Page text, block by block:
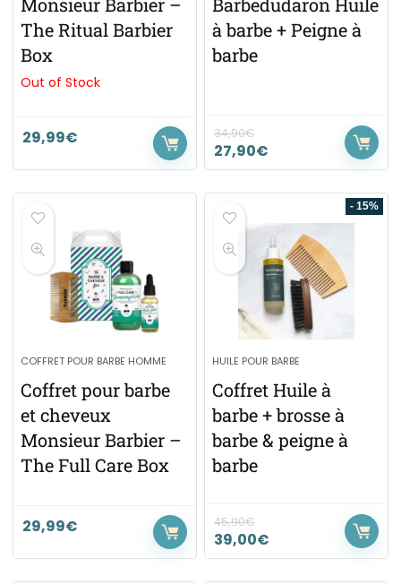
The Ritual Barbier
Box
Out of Stock
29,99€
à barbe + Peigne à
barbe
34,90€
27,90€
COFFRET POUR BARBE HOMME
Coffret pour barbe
et cheveux
Monsieur Barbier –
The Full Care Box
29,99€
- 15%
HUILE POUR BARBE
Coffret Huile à
barbe + brosse à
barbe & peigne à
barbe
45,90€
39,00€